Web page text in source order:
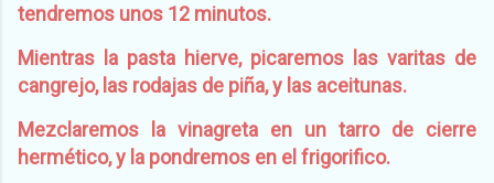
tendremos unos 12 minutos.
Mientras la pasta hierve, picaremos las varitas de
cangrejo, las rodajas de piña, y las aceitunas.
Mezclaremos la vinagreta en un tarro de cierre
hermético, y la pondremos en el frigorifico.